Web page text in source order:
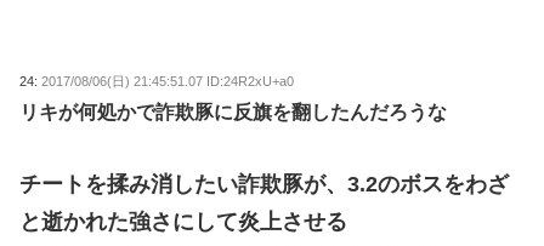
24:2017/08/06(日) 21:45:51.07 ID:24R2xU+a0
リキが何処かで詐欺豚に反旗を翻したんだろうな
チートを揉み消したい詐欺豚が、3.2のボスをわざ
と逝かれた強さにして炎上させる